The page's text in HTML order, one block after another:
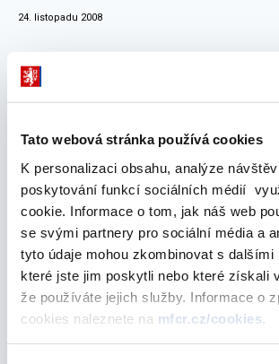
Tato webová stránka používá cookies
K personalizaci obsahu, analýze
poskytování funkcí sociálních médií
cookie. Informace o tom, jak náš web
se svými partnery pro sociální média a
tyto údaje mohou zkombinovat s dalšími
které jste jim poskytli nebo které získali
že používáte jejich služby. Informace o
cookies naleznete na mfcr.cz/cookies
24. listopadu 2008
ukazatelům vývoje stavebního
republice k 30.9.2008
Komentář Ministerstva financí k
ukazatelům vývoje stavebního
republice k 30.6.2008
01. září 2008
Základní ukazatele vývoje
České republice - k 30.6.2008